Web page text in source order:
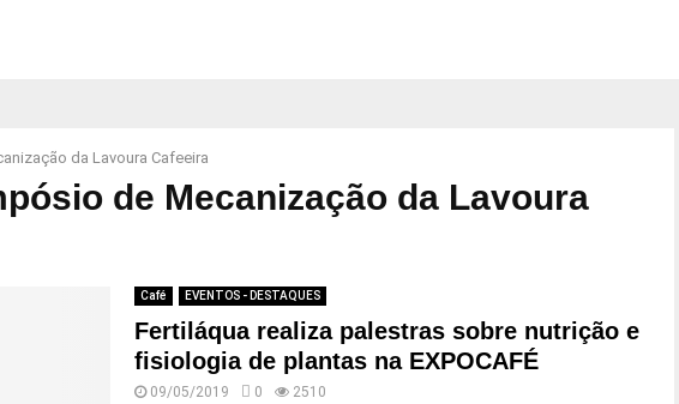
da Lavoura Cafeeira
de Mecanização da Lavoura
Café EVENTOS - DESTAQUES
Fertiláqua realiza palestras sobre nutrição e
fisiologia de plantas na EXPOCAFÉ
09/05/2019 0 2510